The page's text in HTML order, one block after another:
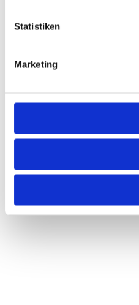
Statistiken
Marketing